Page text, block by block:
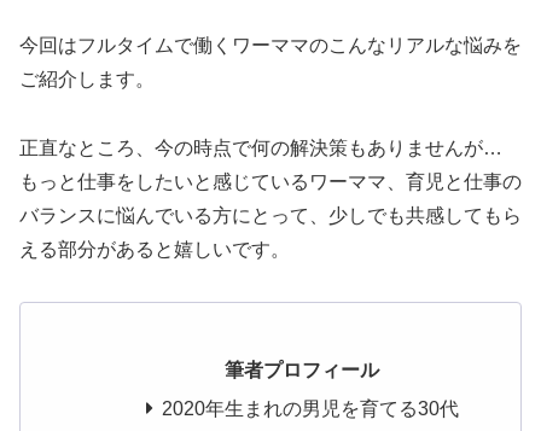
今回はフルタイムで働くワーママのこんなリアルな悩みを
ご紹介します。
正直なところ、今の時点で何の解決策もありませんが…
もっと仕事をしたいと感じているワーママ、育児と仕事の
バランスに悩んでいる方にとって、少しでも共感してもら
える部分があると嬉しいです。
筆者プロフィール
2020年生まれの男児を育てる30代